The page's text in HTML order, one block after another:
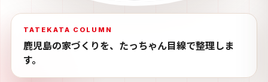
TATEKATA COLUMN
鹿児島の家づくりを、たっちゃん目線で整理しま
す。